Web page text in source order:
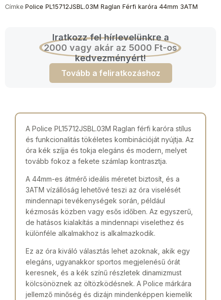
Címke Police PL15712JSBL.03M Raglan Férfi karóra 44mm 3ATM
Iratkozz fel hírlevelünkre a
2000 vagy akár az 5000 Ft-os
kedvezményért!
Tovább a feliratkozáshoz
A Police PL15712JSBL.03M Raglan férfi karóra stílus
és funkcionalitás tökéletes kombinációját nyújtja. Az
óra kék szíjja és tokja elegáns és modern, melyet
tovább fokoz a fekete számlap kontrasztja.
A 44mm-es átmérő ideális méretet biztosít, és a
3ATM vízállóság lehetővé teszi az óra viselését
mindennapi tevékenységek során, például
kézmosás közben vagy esős időben. Az egyszerű,
de hatásos kialakítás a mindennapi viselethez és
különféle alkalmakhoz is alkalmazkodik.
Ez az óra kiváló választás lehet azoknak, akik egy
elegáns, ugyanakkor sportos megjelenésű órát
keresnek, és a kék színű részletek dinamizmust
kölcsönöznek az öltözködésnek. A Police márkára
jellemző minőség és dizájn mindenképpen kiemelik